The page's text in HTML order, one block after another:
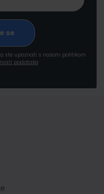
ste upoznati s našom politikom
podataka